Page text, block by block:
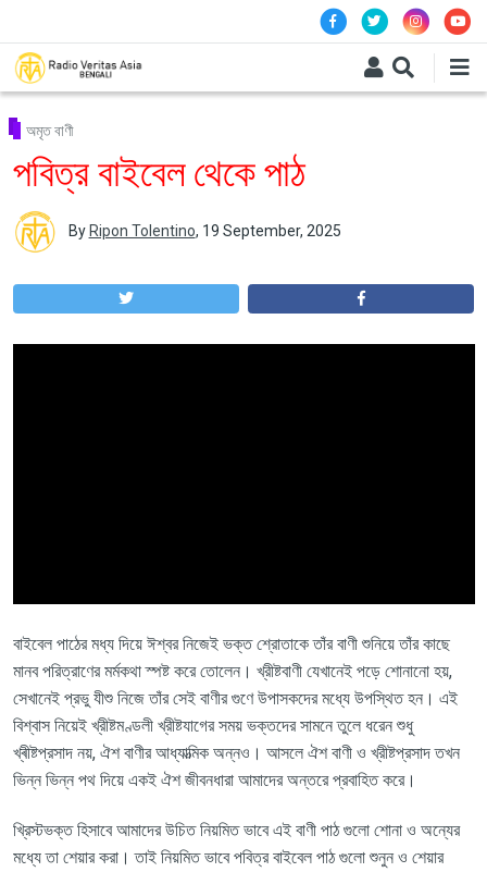
অমৃত বাণী
পবিত্র বাইবেল থেকে পাঠ
By Ripon Tolentino, 19 September, 2025
বাইবেল পাঠের মধ্য দিয়ে ঈশ্বর নিজেই ভক্ত শ্রোতাকে তাঁর বাণী শুনিয়ে তাঁর কাছে
মানব পরিত্রাণের মর্মকথা স্পষ্ট করে তোলেন। খ্রীষ্টবাণী যেখানেই পড়ে শোনানো হয়,
সেখানেই প্রভু যীশু নিজে তাঁর সেই বাণীর গুণে উপাসকদের মধ্যে উপস্থিত হন। এই
বিশ্বাস নিয়েই খ্রীষ্টমণ্ডলী খ্রীষ্টযাগের সময় ভক্তদের সামনে তুলে ধরেন শুধু
খ্ৰীষ্টপ্রসাদ নয়, ঐশ বাণীর আধ্যাত্মিক অন্নও। আসলে ঐশ বাণী ও খ্রীষ্টপ্রসাদ তখন
ভিন্ন ভিন্ন পথ দিয়ে একই ঐশ জীবনধারা আমাদের অন্তরে প্রবাহিত করে।
খ্রিস্টভক্ত হিসাবে আমাদের উচিত নিয়মিত ভাবে এই বাণী পাঠ গুলো শোনা ও অন্যের
মধ্যে তা শেয়ার করা। তাই নিয়মিত ভাবে পবিত্র বাইবেল পাঠ গুলো শুনুন ও শেয়ার